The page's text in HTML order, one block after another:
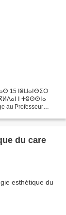
15 ⵏⵓⵡⴰⵏⴱⵉⵔ
ⵏ ⵜⵓⵙⵙⵏⴰ
au Professeur
du care